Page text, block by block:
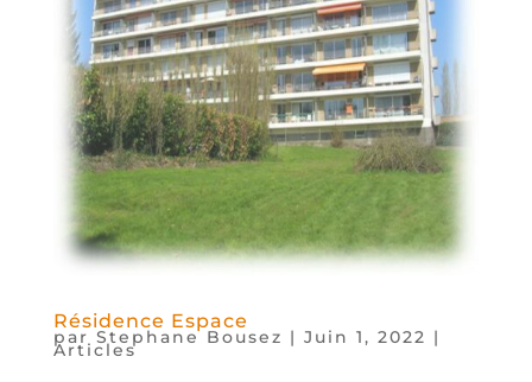
Résidence Espace
par Stephane Bousez | Juin 1, 2022 |
Articles